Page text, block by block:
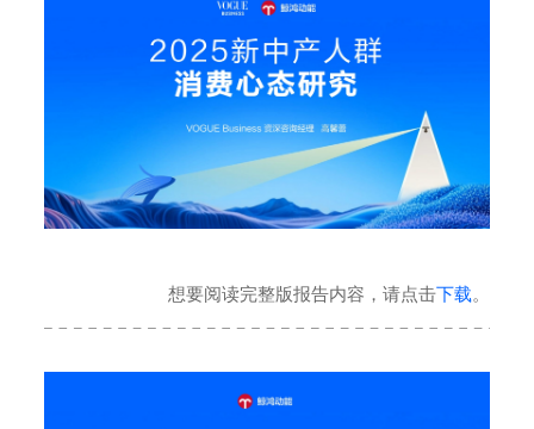
。
下载
想要阅读完整版报告内容，请点击